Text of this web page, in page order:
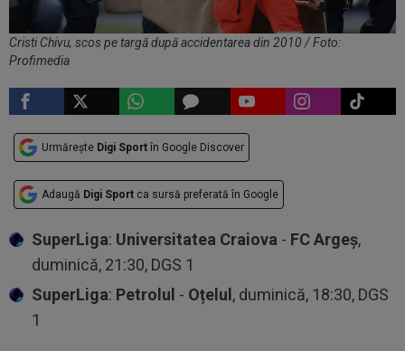
Cristi Chivu, scos pe targă după accidentarea din 2010 / Foto:
Profimedia
Urmărește Digi Sport în Google Discover
Adaugă Digi Sport ca sursă preferată în Google
SuperLiga: Universitatea Craiova - FC Argeș,
duminică, 21:30, DGS 1
SuperLiga: Petrolul - Oțelul, duminică, 18:30, DGS
1